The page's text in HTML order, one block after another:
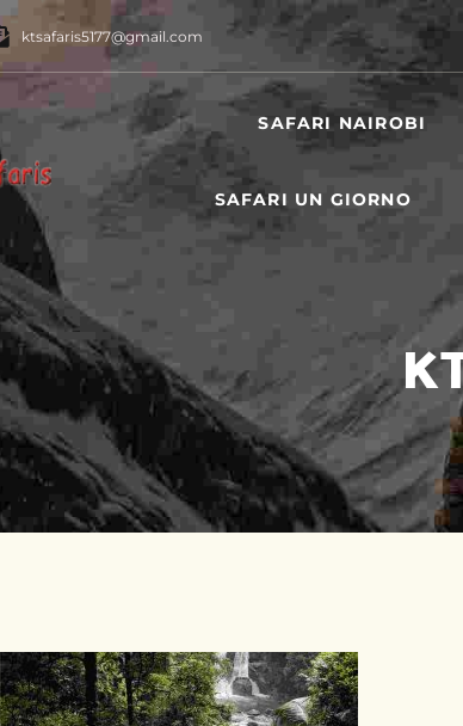
ktsafaris5177@gmail.com
SAFARI NAIROBI
SAFARI UN GIORNO